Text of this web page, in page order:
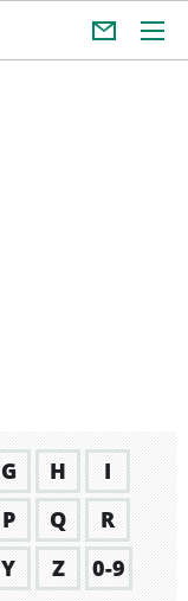
G H
I
P Q
R
Y Z
0-9